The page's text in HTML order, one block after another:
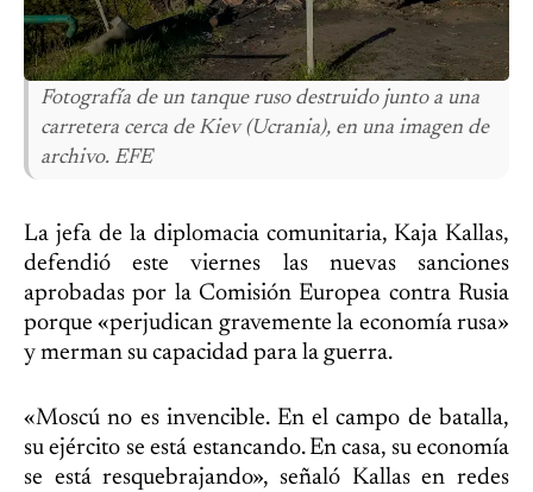
Fotografía de un tanque ruso destruido junto a una
carretera cerca de Kiev (Ucrania), en una imagen de
archivo. EFE
La jefa de la diplomacia comunitaria, Kaja Kallas,
defendió este viernes las nuevas sanciones
aprobadas por la Comisión Europea contra Rusia
porque «perjudican gravemente la economía rusa»
y merman su capacidad para la guerra.
«Moscú no es invencible. En el campo de batalla,
su ejército se está estancando. En casa, su economía
se está resquebrajando», señaló Kallas en redes